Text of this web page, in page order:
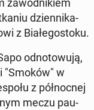
za­wod­ni­kiem
dzien­ni­ka­
z Bia­łe­go­sto­ku.
od­no­to­wu­ją,
"Smoków" w
z pół­noc­nej
meczu pau­